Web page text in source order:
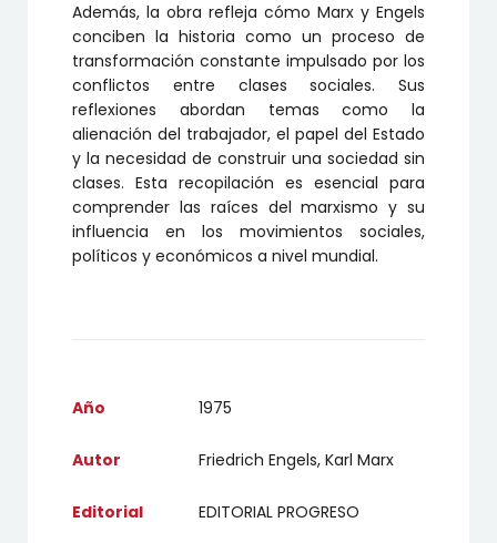
Además, la obra refleja cómo Marx y Engels
conciben la historia como un proceso de
transformación constante impulsado por los
conflictos entre clases sociales. Sus
reflexiones abordan temas como la
alienación del trabajador, el papel del Estado
y la necesidad de construir una sociedad sin
clases. Esta recopilación es esencial para
comprender las raíces del marxismo y su
influencia en los movimientos sociales,
políticos y económicos a nivel mundial.
Año 1975
Autor Friedrich Engels, Karl Marx
Editorial EDITORIAL PROGRESO